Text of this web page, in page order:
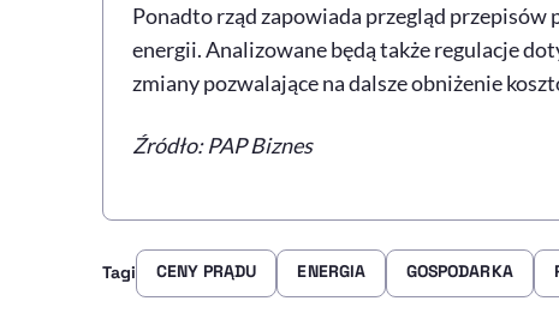
Ponadto rząd zapowiada przegląd przepisów
energii. Analizowane będą także regulacje
zmiany pozwalające na dalsze obniżenie
Źródło: PAP Biznes
Tagi CENY PRĄDU ENERGIA GOSPODARKA